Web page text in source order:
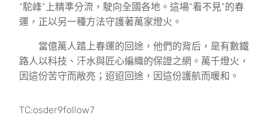
“駝峰”上精準分流，駛向全國各地。這場“看不見”的春
運，正以另一種方法守護著萬家燈火。
當億萬人踏上春運的回途，他們的背后，是有數鐵
路人以科技、汗水與匠心編織的保證之網。萬千燈火，
因這份苦守而敞亮；迢迢回途，因這份護航而暖和。
TC:osder9follow7